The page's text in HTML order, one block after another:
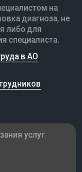
на
диагноза, не
либо для
специалиста.
в АО
услуг